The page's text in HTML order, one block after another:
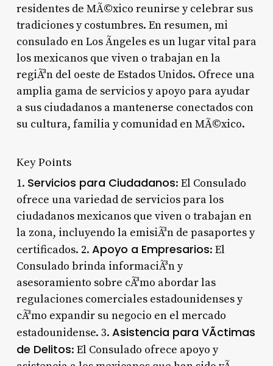
residentes de MÃ©xico reunirse y celebrar sus
tradiciones y costumbres. En resumen, mi
consulado en Los Ãngeles es un lugar vital para
los mexicanos que viven o trabajan en la
regiÃ³n del oeste de Estados Unidos. Ofrece una
amplia gama de servicios y apoyo para ayudar
a sus ciudadanos a mantenerse conectados con
su cultura, familia y comunidad en MÃ©xico.
Key Points
1. Servicios para Ciudadanos: El Consulado
ofrece una variedad de servicios para los
ciudadanos mexicanos que viven o trabajan en
la zona, incluyendo la emisiÃ³n de pasaportes y
certificados. 2. Apoyo a Empresarios: El
Consulado brinda informaciÃ³n y
asesoramiento sobre cÃ³mo abordar las
regulaciones comerciales estadounidenses y
cÃ³mo expandir su negocio en el mercado
estadounidense. 3. Asistencia para VÃ­ctimas
de Delitos: El Consulado ofrece apoyo y